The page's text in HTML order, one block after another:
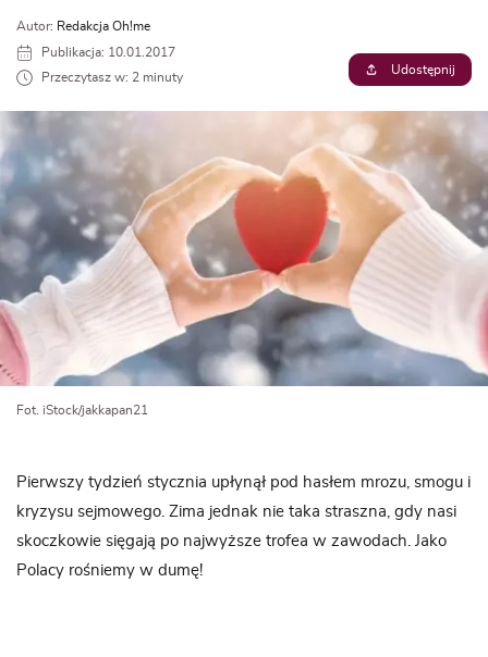
Autor: Redakcja Oh!me
Publikacja: 10.01.2017
Przeczytasz w: 2 minuty
Udostępnij
Fot. iStock/jakkapan21
Pierwszy tydzień stycznia upłynął pod hasłem mrozu, smogu i
kryzysu sejmowego. Zima jednak nie taka straszna, gdy nasi
skoczkowie sięgają po najwyższe trofea w zawodach. Jako
Polacy rośniemy w dumę!